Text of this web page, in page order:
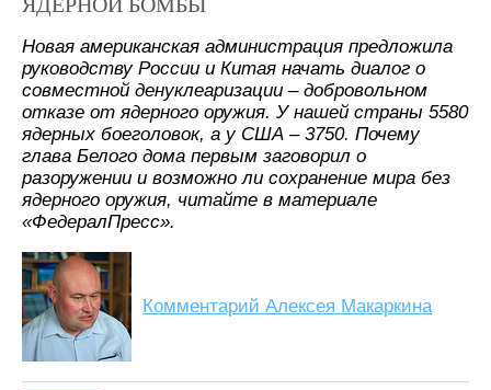
Новая американская администрация предложила
руководству России и Китая начать диалог о
совместной денуклеаризации – добровольном
отказе от ядерного оружия. У нашей страны 5580
ядерных боеголовок, а у США – 3750. Почему
глава Белого дома первым заговорил о
разоружении и возможно ли сохранение мира без
ядерного оружия, читайте в материале
«ФедералПресс».
Комментарий Алексея Макаркина